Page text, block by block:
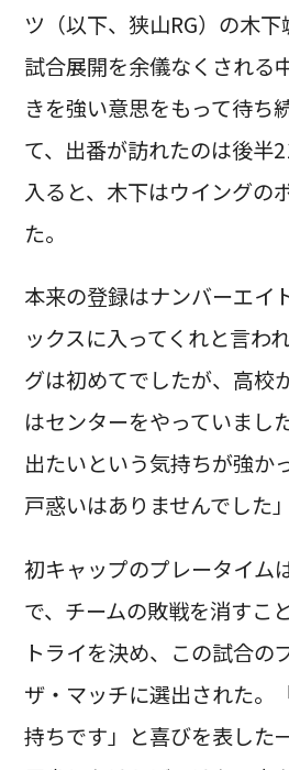
ツ（以下、狭山RG）の木
試合展開を余儀なくされる
きを強い意思をもって待ち
て、出番が訪れたのは後半
入ると、木下はウイングの
た。
本来の登録はナンバーエイ
ックスに入ってくれと言わ
グは初めてでしたが、高校
はセンターをやっていまし
出たいという気持ちが強か
戸惑いはありませんでした」
初キャップのプレータイム
で、チームの敗戦を消すこ
トライを決め、この試合の
ザ・マッチに選出された。
持ちです」と喜びを表した